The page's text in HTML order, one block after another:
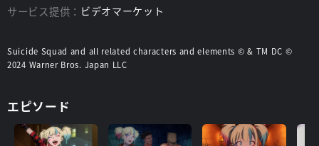
サービス提供： ビデオマーケット
Suicide Squad and all related characters and elements © & TM DC ©
2024 Warner Bros. Japan LLC
エピソード